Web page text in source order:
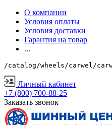
О компании
Условия оплаты
Условия доставки
Гарантия на товар
...
/catalog/wheels/carwel/
Личный кабинет
+7 (800) 700-88-25
Заказать звонок